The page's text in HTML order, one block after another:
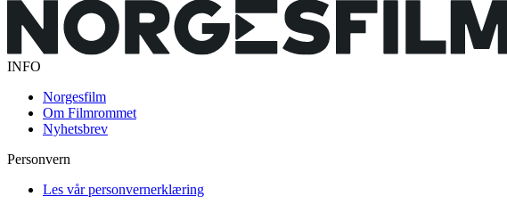
INFO
Norgesfilm
Om Filmrommet
Nyhetsbrev
Personvern
Les vår personvernerklæring